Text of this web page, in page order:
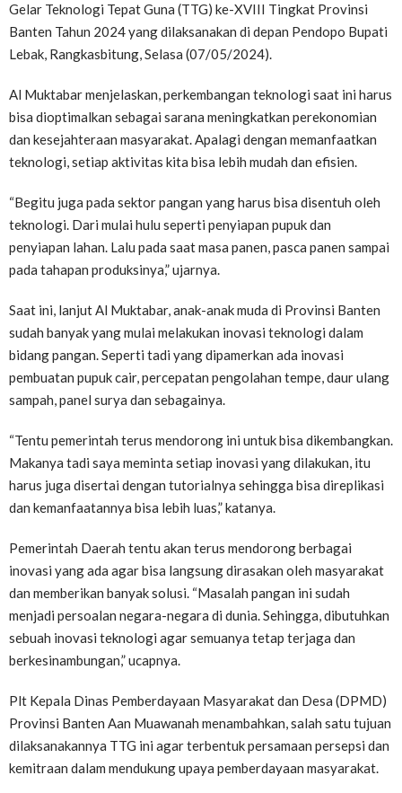
Gelar Teknologi Tepat Guna (TTG) ke-XVIII Tingkat Provinsi
Banten Tahun 2024 yang dilaksanakan di depan Pendopo Bupati
Lebak, Rangkasbitung, Selasa (07/05/2024).
Al Muktabar menjelaskan, perkembangan teknologi saat ini harus
bisa dioptimalkan sebagai sarana meningkatkan perekonomian
dan kesejahteraan masyarakat. Apalagi dengan memanfaatkan
teknologi, setiap aktivitas kita bisa lebih mudah dan efisien.
“Begitu juga pada sektor pangan yang harus bisa disentuh oleh
teknologi. Dari mulai hulu seperti penyiapan pupuk dan
penyiapan lahan. Lalu pada saat masa panen, pasca panen sampai
pada tahapan produksinya,” ujarnya.
Saat ini, lanjut Al Muktabar, anak-anak muda di Provinsi Banten
sudah banyak yang mulai melakukan inovasi teknologi dalam
bidang pangan. Seperti tadi yang dipamerkan ada inovasi
pembuatan pupuk cair, percepatan pengolahan tempe, daur ulang
sampah, panel surya dan sebagainya.
“Tentu pemerintah terus mendorong ini untuk bisa dikembangkan.
Makanya tadi saya meminta setiap inovasi yang dilakukan, itu
harus juga disertai dengan tutorialnya sehingga bisa direplikasi
dan kemanfaatannya bisa lebih luas,” katanya.
Pemerintah Daerah tentu akan terus mendorong berbagai
inovasi yang ada agar bisa langsung dirasakan oleh masyarakat
dan memberikan banyak solusi. “Masalah pangan ini sudah
menjadi persoalan negara-negara di dunia. Sehingga, dibutuhkan
sebuah inovasi teknologi agar semuanya tetap terjaga dan
berkesinambungan,” ucapnya.
Plt Kepala Dinas Pemberdayaan Masyarakat dan Desa (DPMD)
Provinsi Banten Aan Muawanah menambahkan, salah satu tujuan
dilaksanakannya TTG ini agar terbentuk persamaan persepsi dan
kemitraan dalam mendukung upaya pemberdayaan masyarakat.